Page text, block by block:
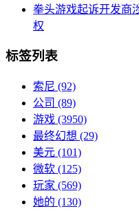
拳头游戏起诉开发商
权
标签列表
索尼 (92)
公司 (89)
游戏 (3950)
最终幻想 (29)
美元 (101)
微软 (125)
玩家 (569)
她的 (130)